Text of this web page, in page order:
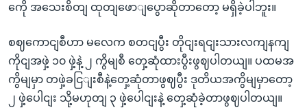
ကေို အသေးစိတျ ထုတျဖောျပွောဆိုတာတော့ မရှိခဲ့ပါဘူး။
စဈကောငျစီဟာ မလေက စတငျပွီး တိုငျးရငျးသားလကျနကျ
ကိုငျအဖှဲ့ ၁၀ ဖှဲ့နဲ့ ၂ ကွိမျစီ တှေ့ဆုံထားပွီးဖွဈပါတယျ။ ပထမအ
ကွိမျမှာ တဖှဲ့ခငြျးစီနဲ့တှေ့ဆုံတာဖွဈပွီး ဒုတိယအကွိမျမှာတော့
၂ ဖှဲ့ပေါငျး သို့မဟုတျ ၃ ဖှဲ့ပေါငျးနဲ့ တှေ့ဆုံခဲ့တာဖွဈပါတယျ။